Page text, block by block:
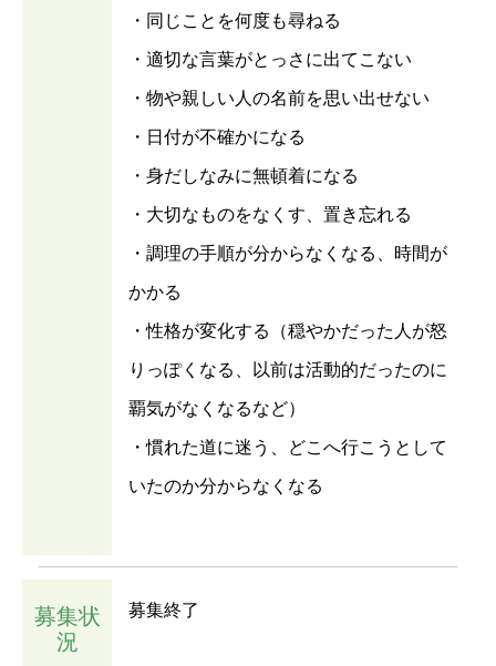
・同じことを何度も尋ねる
・適切な言葉がとっさに出てこない
・物や親しい人の名前を思い出せない
・日付が不確かになる
・身だしなみに無頓着になる
・大切なものをなくす、置き忘れる
・調理の手順が分からなくなる、時間が
かかる
・性格が変化する（穏やかだった人が怒
りっぽくなる、以前は活動的だったのに
覇気がなくなるなど）
・慣れた道に迷う、どこへ行こうとして
いたのか分からなくなる
募集状
況
募集終了